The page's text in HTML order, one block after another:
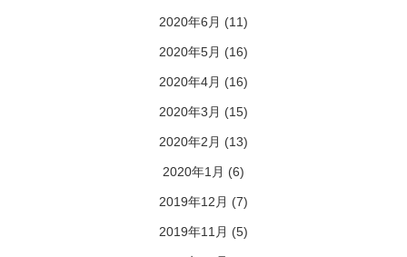
2020年6月 (11)
2020年5月 (16)
2020年4月 (16)
2020年3月 (15)
2020年2月 (13)
2020年1月 (6)
2019年12月 (7)
2019年11月 (5)